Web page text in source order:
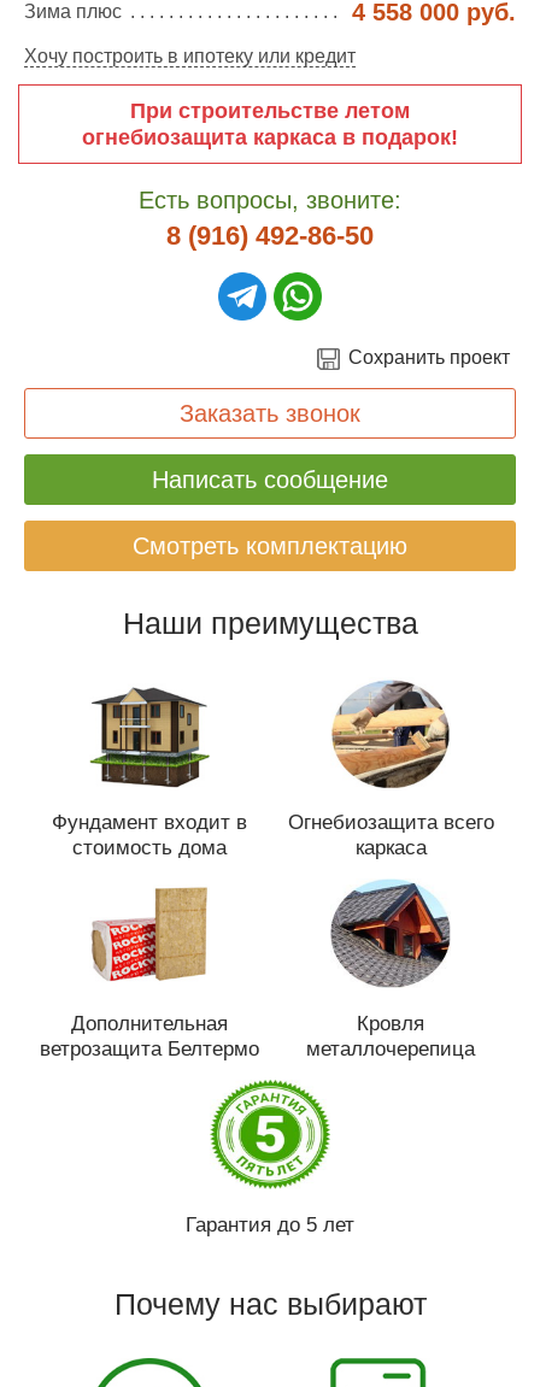
Зима плюс 4 558 000 руб.
Хочу построить в ипотеку или кредит
При строительстве летом
огнебиозащита каркаса в подарок!
Есть вопросы, звоните:
8 (916) 492-86-50
Сохранить проект
Заказать звонок
Написать сообщение
Смотреть комплектацию
Наши преимущества
Фундамент входит в
стоимость дома
Огнебиозащита всего
каркаса
Дополнительная
ветрозащита Белтермо
Кровля
металлочерепица
Гарантия до 5 лет
Почему нас выбирают